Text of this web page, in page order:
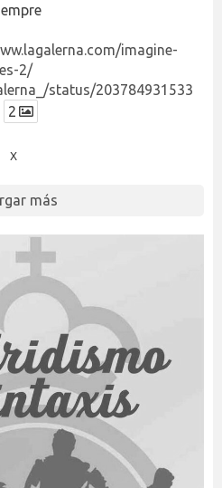
imagine-
2/
status/203784931533
2
X
más